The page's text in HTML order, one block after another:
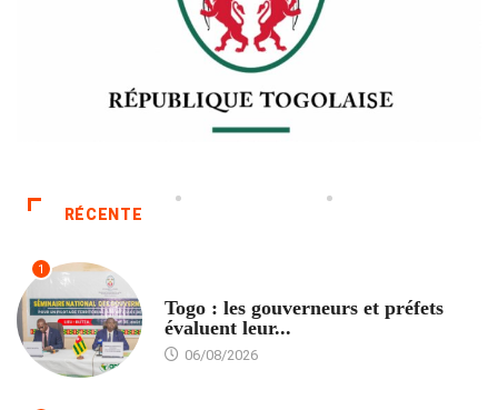
RÉCENTE
1
Togo : les gouverneurs et préfets
évaluent leur...
06/08/2026